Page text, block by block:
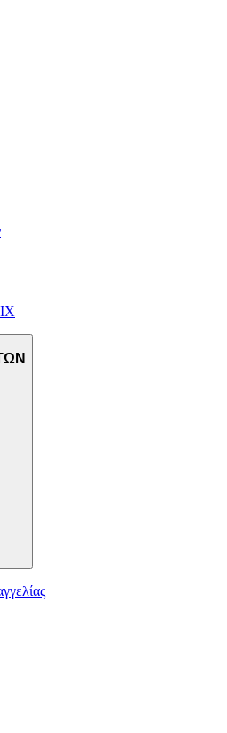
έχουμε πρόσβαση σε πληροφορίες
την καλύτερη εικόνα του κοινού
μέσων κοινωνικής
ανάλυσης.